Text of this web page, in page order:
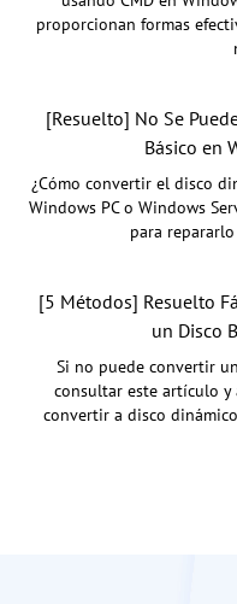
proporcionan formas
[Resuelto] No Se
Básico en
¿Cómo convertir el disco
Windows PC o Windows
para
[5 Métodos] Resuelto
un Disco
Si no puede convertir
consultar este artículo
convertir a disco